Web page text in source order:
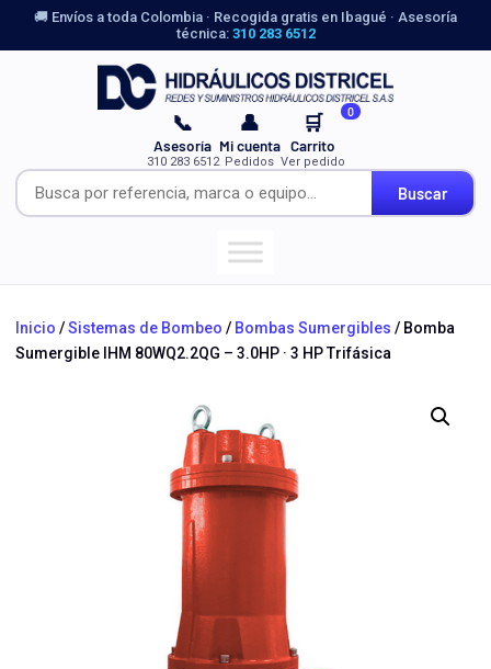
🚚 Envíos a toda Colombia · Recogida gratis en Ibagué · Asesoría
técnica: 310 283 6512
Buscar
📞
Asesoría
310 283 6512
👤
Mi cuenta
Pedidos
🛒 0
Carrito
Ver pedido
Inicio /Sistemas de Bombeo / Bombas Sumergibles / Bomba
Sumergible IHM 80WQ2.2QG – 3.0HP · 3 HP Trifásica